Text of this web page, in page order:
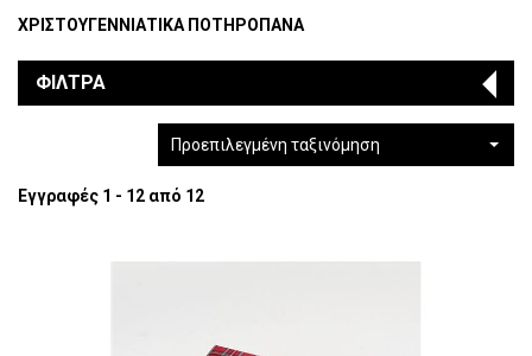
ΧΡΙΣΤΟΥΓΕΝΝΙΑΤΙΚΑ ΠΟΤΗΡΟΠΑΝΑ
ΦΙΛΤΡΑ
Προεπιλεγμένη ταξινόμηση
Εγγραφές 1 - 12 από 12